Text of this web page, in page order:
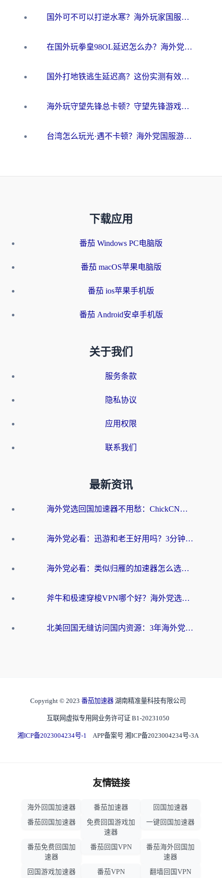
国外可不可以打逆水寒？海外玩家国服畅玩终极指南（附漫威荒野乱斗加速方案）
在国外玩拳皇98OL延迟怎么办？海外党亲测有效的低延迟指南
国外打地铁逃生延迟高？这份实测有效的低延迟指南帮你吃鸡
海外玩守望先锋总卡顿？守望先锋游戏加速器在哪里买&避坑指南（附欧洲非洲游戏实测）
台湾怎么玩光·遇不卡顿？海外党国服游戏加速终极攻略（附实测体验）
下载应用
番茄 Windows PC电脑版
番茄 macOS苹果电脑版
番茄 ios苹果手机版
番茄 Android安卓手机版
关于我们
服务条款
隐私协议
应用权限
联系我们
最新资讯
海外党选回国加速器不用愁：ChickCN和洞见哪个好？一篇搞定所有疑问
海外党必看：迅游和老王好用吗？3分钟选对加速国内网络的加速器
海外党必看：类似归雁的加速器怎么选？一篇搞定无缝访问国内资源
斧牛和极速穿梭VPN哪个好？海外党选回国加速器必看的真实对比与避坑指南
北美回国无缝访问国内资源：3年海外党亲测的加速器选择指南
Copyright © 2023 番茄加速器 湖南精准量科技有限公司
互联网虚拟专用网业务许可证 B1-20231050
湘ICP备2023004234号-1 APP备案号 湘ICP备2023004234号-3A
友情链接
海外回国加速器 番茄加速器
回国加速器
番茄回国加速器
免费回国游戏加
速器
一键回国加速器
番茄免费回国加
速器
番茄回国VPN
番茄海外回国加
速器
回国游戏加速器
番茄VPN 翻墙回国VPN